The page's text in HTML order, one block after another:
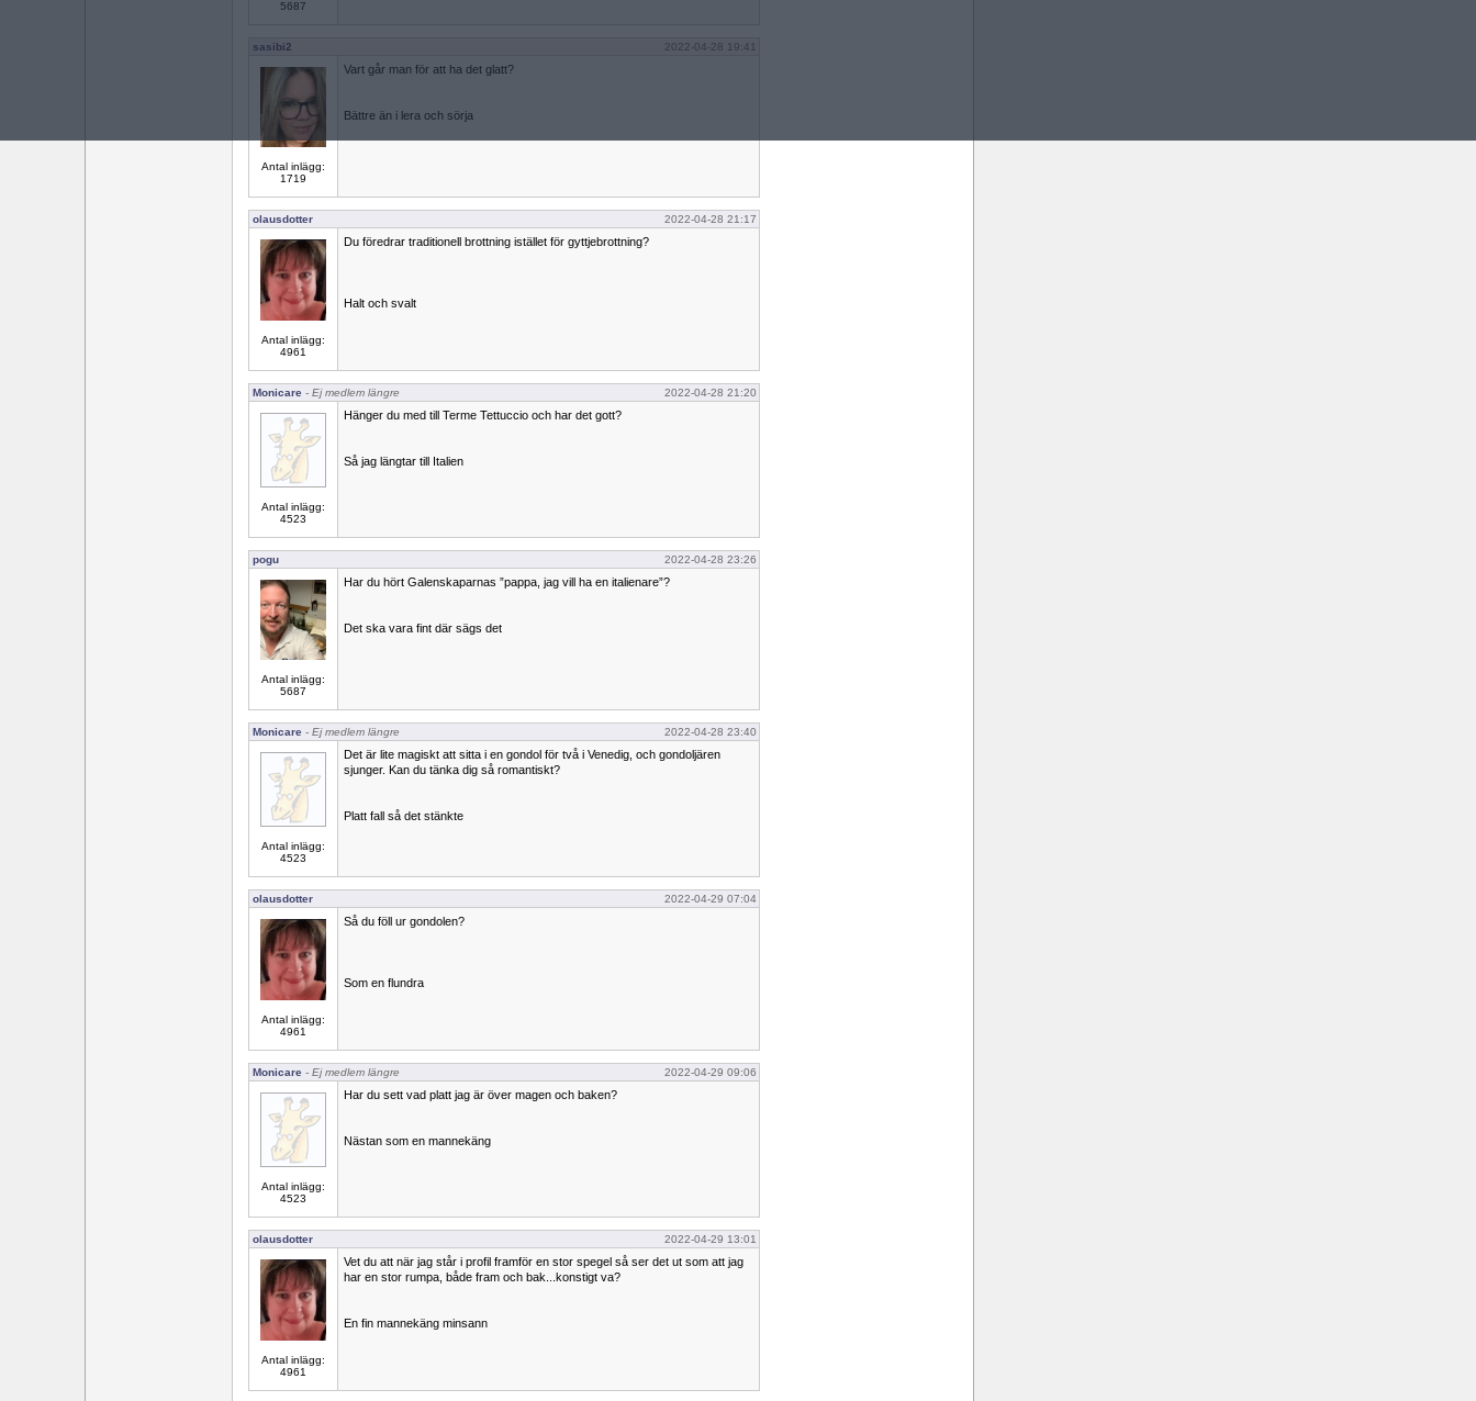
5687
sasibi2 2022-04-28 19:41
Antal inlägg:
1719
Vart går man för att ha det glatt?
Bättre än i lera och sörja
olausdotter 2022-04-28 21:17
Antal inlägg:
4961
Du föredrar traditionell brottning istället för gyttjebrottning?
Halt och svalt
Monicare - Ej medlem längre 2022-04-28 21:20
Antal inlägg:
4523
Hänger du med till Terme Tettuccio och har det gott?
Så jag längtar till Italien
pogu 2022-04-28 23:26
Antal inlägg:
5687
Har du hört Galenskaparnas ”pappa, jag vill ha en italienare”?
Det ska vara fint där sägs det
Monicare - Ej medlem längre 2022-04-28 23:40
Antal inlägg:
4523
Det är lite magiskt att sitta i en gondol för två i Venedig, och gondoljären
sjunger. Kan du tänka dig så romantiskt?
Platt fall så det stänkte
olausdotter 2022-04-29 07:04
Antal inlägg:
4961
Så du föll ur gondolen?
Som en flundra
Monicare - Ej medlem längre 2022-04-29 09:06
Antal inlägg:
4523
Har du sett vad platt jag är över magen och baken?
Nästan som en mannekäng
olausdotter 2022-04-29 13:01
Antal inlägg:
4961
Vet du att när jag står i profil framför en stor spegel så ser det ut som att jag
har en stor rumpa, både fram och bak...konstigt va?
En fin mannekäng minsann